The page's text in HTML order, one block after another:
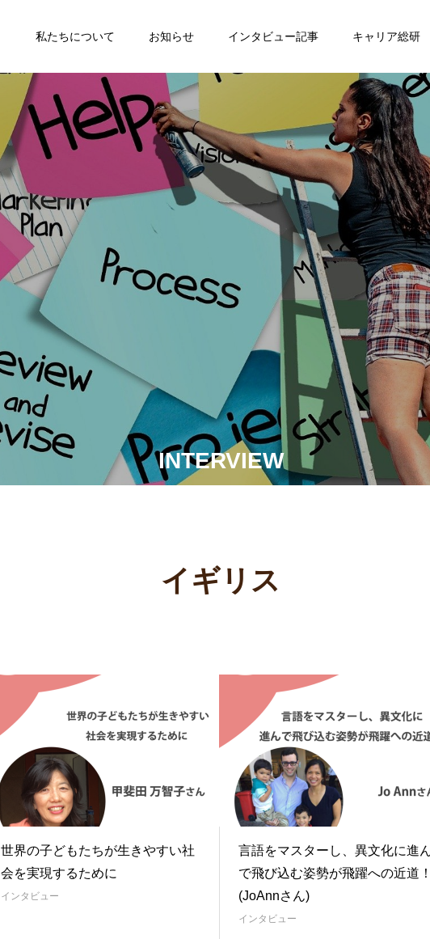
私たちについて お知らせ インタビュー記事 キャリア総研
INTERVIEW
イギリス
世界の子どもたちが生きやすい社
会を実現するために
インタビュー
言語をマスターし、異文化に進
で飛び込む姿勢が飛躍への近道！
(JoAnnさん)
インタビュー